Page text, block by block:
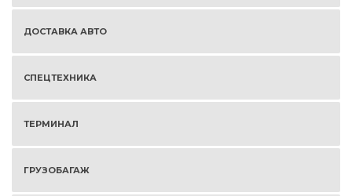
ДОСТАВКА АВТО
СПЕЦТЕХНИКА
ТЕРМИНАЛ
ГРУЗОБАГАЖ